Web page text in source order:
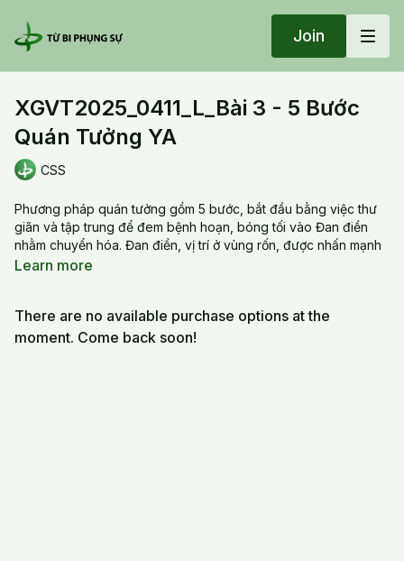
Join
XGVT2025_0411_L_Bài 3 - 5 Bước
Quán Tưởng YA
CSS
Phương pháp quán tưởng gồm 5 bước, bắt đầu bằng việc thư
giãn và tập trung để đem bệnh hoạn, bóng tối vào Đan điền
nhằm chuyển hóa. Đan điền, vị trí ở vùng rốn, được nhấn mạnh
là trung tâm của sức sống mạnh nhất và nơi tập trung năng
chất), tránh đi vào tà đạo. Thực hành này nhằm khai mở "tứ
hợp liên hoa" để phát triển Đại Từ Đại Bi, vượt qua bản ngã và
Learn more
There are no available purchase options at the
moment. Come back soon!